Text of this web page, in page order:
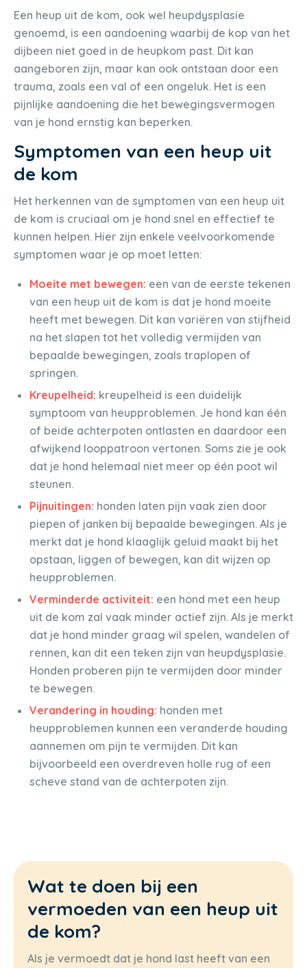
Een heup uit de kom, ook wel heupdysplasie
genoemd, is een aandoening waarbij de kop van het
dijbeen niet goed in de heupkom past. Dit kan
aangeboren zijn, maar kan ook ontstaan door een
trauma, zoals een val of een ongeluk. Het is een
pijnlijke aandoening die het bewegingsvermogen
van je hond ernstig kan beperken.
Symptomen van een heup uit
de kom
Het herkennen van de symptomen van een heup uit
de kom is cruciaal om je hond snel en effectief te
kunnen helpen. Hier zijn enkele veelvoorkomende
symptomen waar je op moet letten:
Moeite met bewegen: een van de eerste tekenen
van een heup uit de kom is dat je hond moeite
heeft met bewegen. Dit kan variëren van stijfheid
na het slapen tot het volledig vermijden van
bepaalde bewegingen, zoals traplopen of
springen.
Kreupelheid: kreupelheid is een duidelijk
symptoom van heupproblemen. Je hond kan één
of beide achterpoten ontlasten en daardoor een
afwijkend looppatroon vertonen. Soms zie je ook
dat je hond helemaal niet meer op één poot wil
steunen.
Pijnuitingen: honden laten pijn vaak zien door
piepen of janken bij bepaalde bewegingen. Als je
merkt dat je hond klaaglijk geluid maakt bij het
opstaan, liggen of bewegen, kan dit wijzen op
heupproblemen.
Verminderde activiteit: een hond met een heup
uit de kom zal vaak minder actief zijn. Als je merkt
dat je hond minder graag wil spelen, wandelen of
rennen, kan dit een teken zijn van heupdysplasie.
Honden proberen pijn te vermijden door minder
te bewegen.
Verandering in houding: honden met
heupproblemen kunnen een veranderde houding
aannemen om pijn te vermijden. Dit kan
bijvoorbeeld een overdreven holle rug of een
scheve stand van de achterpoten zijn.
Wat te doen bij een
vermoeden van een heup uit
de kom?
Als je vermoedt dat je hond last heeft van een